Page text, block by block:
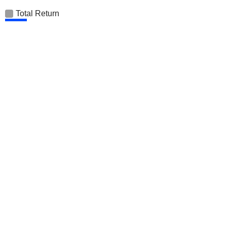
Total Return